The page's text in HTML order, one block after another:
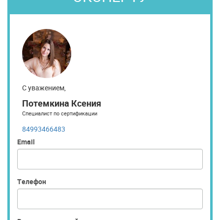
С уважением,
Потемкина Ксения
Специалист по сертификации
84993466483
Email
Телефон